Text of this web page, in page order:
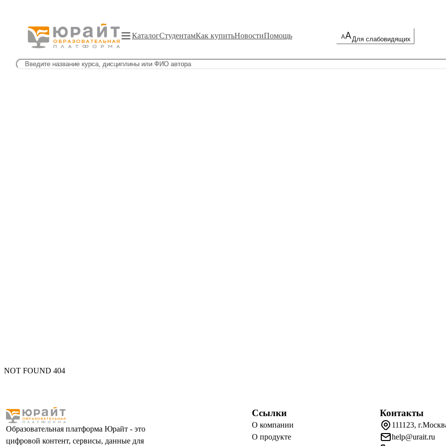
КаталогСтудентамКак купитьНовостиПомощь Для слабовидящих
NOT FOUND 404
Образовательная платформа Юрайт - это
цифровой контент, сервисы, данные для
Ссылки
О компании
О продукте
Контакты
111123,
help@urait.ru